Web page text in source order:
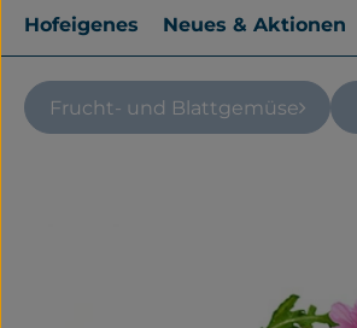
Hofeigenes Neues & Aktionen
Frucht- und Blattgemüse